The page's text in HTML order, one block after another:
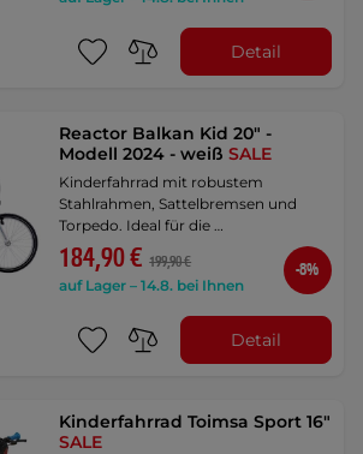
Detail
Reactor Balkan Kid 20" -
Modell 2024 - weißSALE
Kinderfahrrad mit robustem
Stahlrahmen, Sattelbremsen und
Torpedo. Ideal für die …
184,90 € 199,90 €
auf Lager – 14.8. bei Ihnen
-8%
Detail
Kinderfahrrad Toimsa Sport 16"
SALE